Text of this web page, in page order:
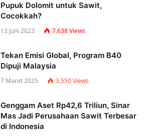
Pupuk Dolomit untuk Sawit,
Cocokkah?
13 Juni 2023 7,638Views
Tekan Emisi Global, Program B40
Dipuji Malaysia
7 Maret 2025 3,550Views
Genggam Aset Rp42,6 Triliun, Sinar
Mas Jadi Perusahaan Sawit Terbesar
di Indonesia